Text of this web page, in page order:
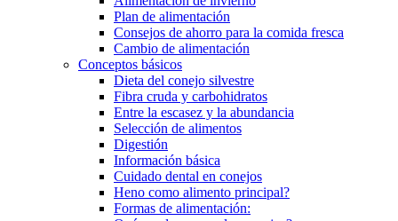
Plan de alimentación
Consejos de ahorro para la comida fresca
Cambio de alimentación
Conceptos básicos
Dieta del conejo silvestre
Fibra cruda y carbohidratos
Entre la escasez y la abundancia
Selección de alimentos
Digestión
Información básica
Cuidado dental en conejos
Heno como alimento principal?
Formas de alimentación: